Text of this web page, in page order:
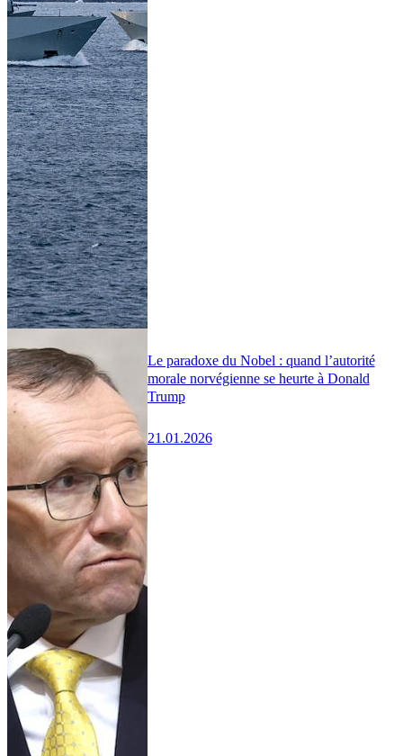
Le paradoxe du Nobel : quand l’autorité
morale norvégienne se heurte à Donald
Trump
21.01.2026